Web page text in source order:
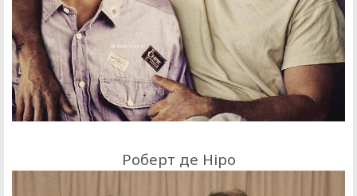
Роберт де Ніро